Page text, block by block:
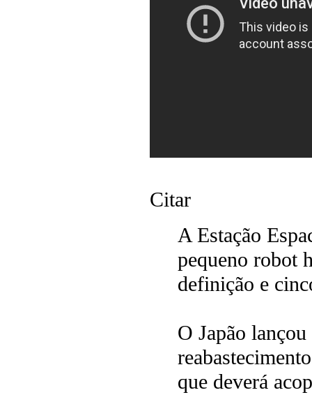
Citar
A Estação
pequeno robot
definição e
O Japão
que deverá